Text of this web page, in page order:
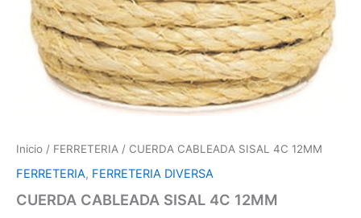
Inicio / FERRETERIA / CUERDA CABLEADA SISAL 4C 12MM
FERRETERIA, FERRETERIA DIVERSA
CUERDA CABLEADA SISAL 4C 12MM